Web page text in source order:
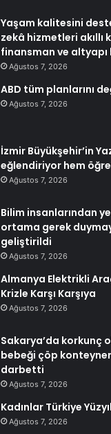
Yaşam kalitesini
zekâ hizmetleri akıllı
finansman ve
Ağustos 7, 2026
ABD tüm planlarını
Ağustos 7, 2026
İzmir Büyükşehir’in
eğlendiriyor hem
Ağustos 7, 2026
Bilim insanlarından
ortama gerek
geliştirildi
Ağustos 7, 2026
Almanya Elektrikli
Krizle Karşı Karşıya
Ağustos 7, 2026
Sakarya’da korkunç
bebeği çöp
darbetti
Ağustos 7, 2026
Kadınlar Türkiye
Ağustos 7, 2026